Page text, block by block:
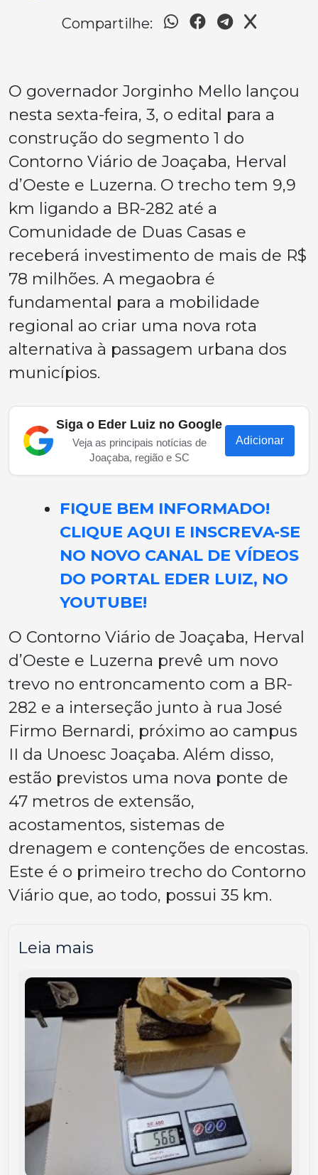
Compartilhe:
O governador Jorginho Mello lançou
nesta sexta-feira, 3, o edital para a
construção do segmento 1 do
Contorno Viário de Joaçaba, Herval
d’Oeste e Luzerna. O trecho tem 9,9
km ligando a BR-282 até a
Comunidade de Duas Casas e
receberá investimento de mais de R$
78 milhões. A megaobra é
fundamental para a mobilidade
regional ao criar uma nova rota
alternativa à passagem urbana dos
municípios.
Siga o Eder Luiz no Google
Veja as principais notícias de
Joaçaba, região e SC
Adicionar
FIQUE BEM INFORMADO!
CLIQUE AQUI E INSCREVA-SE
NO NOVO CANAL DE VÍDEOS
DO PORTAL EDER LUIZ, NO
YOUTUBE!
O Contorno Viário de Joaçaba, Herval
d’Oeste e Luzerna prevê um novo
trevo no entroncamento com a BR-
282 e a interseção junto à rua José
Firmo Bernardi, próximo ao campus
II da Unoesc Joaçaba. Além disso,
estão previstos uma nova ponte de
47 metros de extensão,
acostamentos, sistemas de
drenagem e contenções de encostas.
Este é o primeiro trecho do Contorno
Viário que, ao todo, possui 35 km.
Leia mais